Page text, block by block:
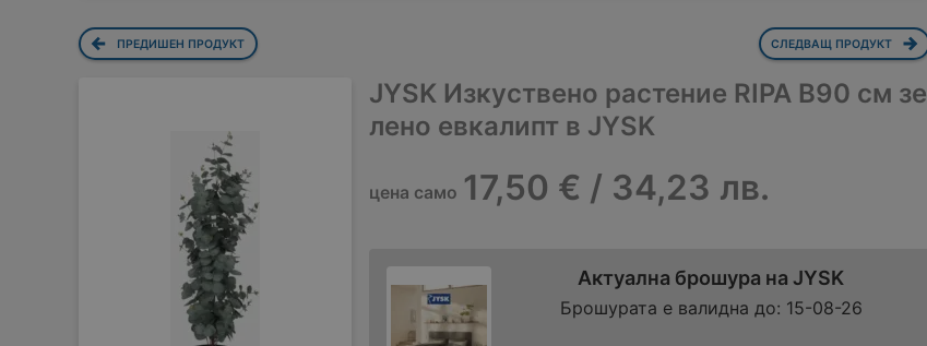
ПРЕДИШЕН ПРОДУКТ СЛЕДВАЩ ПРОДУКТ
JYSK Изкуствено растение RIPA В90 см зе
лено евкалипт в JYSK
цена само 17,50 € / 34,23 лв.
Актуална брошура на JYSK
Брошурата е валидна до: 15-08-26